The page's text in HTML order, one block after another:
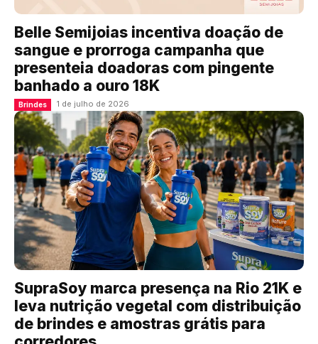
Belle Semijoias incentiva doação de
sangue e prorroga campanha que
presenteia doadoras com pingente
banhado a ouro 18K
Brindes 1 de julho de 2026
SupraSoy marca presença na Rio 21K e
leva nutrição vegetal com distribuição
de brindes e amostras grátis para